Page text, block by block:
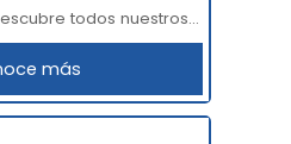
todos nuestros...
más